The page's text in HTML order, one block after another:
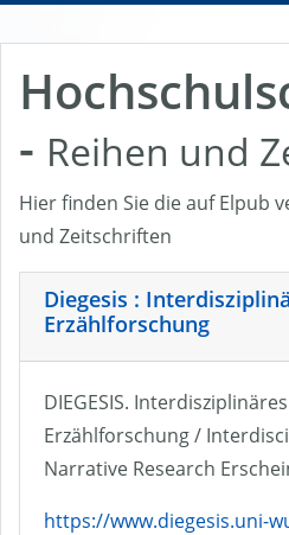
- Reihen und
Hier finden Sie die auf Elpub
und Zeitschriften
Diegesis :
Erzählforschung
DIEGESIS.
Erzählforschung /
Narrative Research
https://www.diegesis.uni-